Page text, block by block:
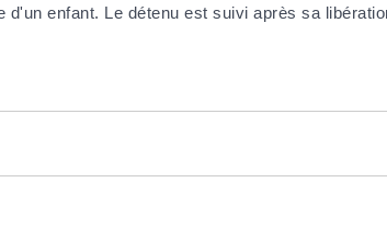
enfant. Le détenu est suivi après sa